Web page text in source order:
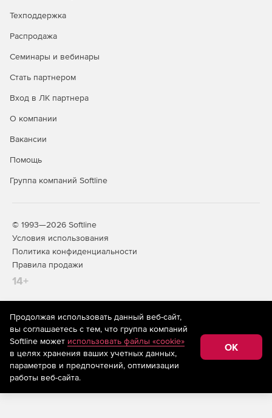
Техподдержка
Распродажа
Семинары и вебинары
Стать партнером
Вход в ЛК партнера
О компании
Вакансии
Помощь
Группа компаний Softline
© 1993—2026 Softline
Условия использования
Политика конфиденциальности
Правила продажи
14+
На информационном ресурсе store.softline.ru применяются
рекомендательные технологии(информационные технологии
предоставления информации на основе сбора,
систематизации и анализа сведений, относящихся к
предпочтениям пользователей сети «Интернет»,
находящихся на территории Российской Федерации)
Продолжая использовать данный веб-сайт,
вы соглашаетесь с тем, что группа компаний
Softline может использовать файлы «cookie»
в целях хранения ваших учетных данных,
параметров и предпочтений, оптимизации
работы веб-сайта.
OK